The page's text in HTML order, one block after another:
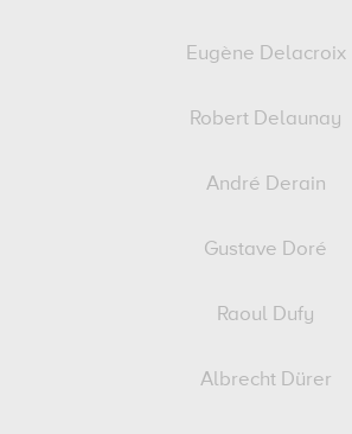
Eugène Delacroix
Robert Delaunay
André Derain
Gustave Doré
Raoul Dufy
Albrecht Dürer